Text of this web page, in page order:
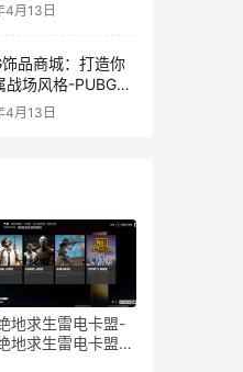
4月13日
饰品商城：打造你
战场风格-PUBG游
品购买指南
4月13日
地求生雷电卡盟-
地求生雷电卡盟平